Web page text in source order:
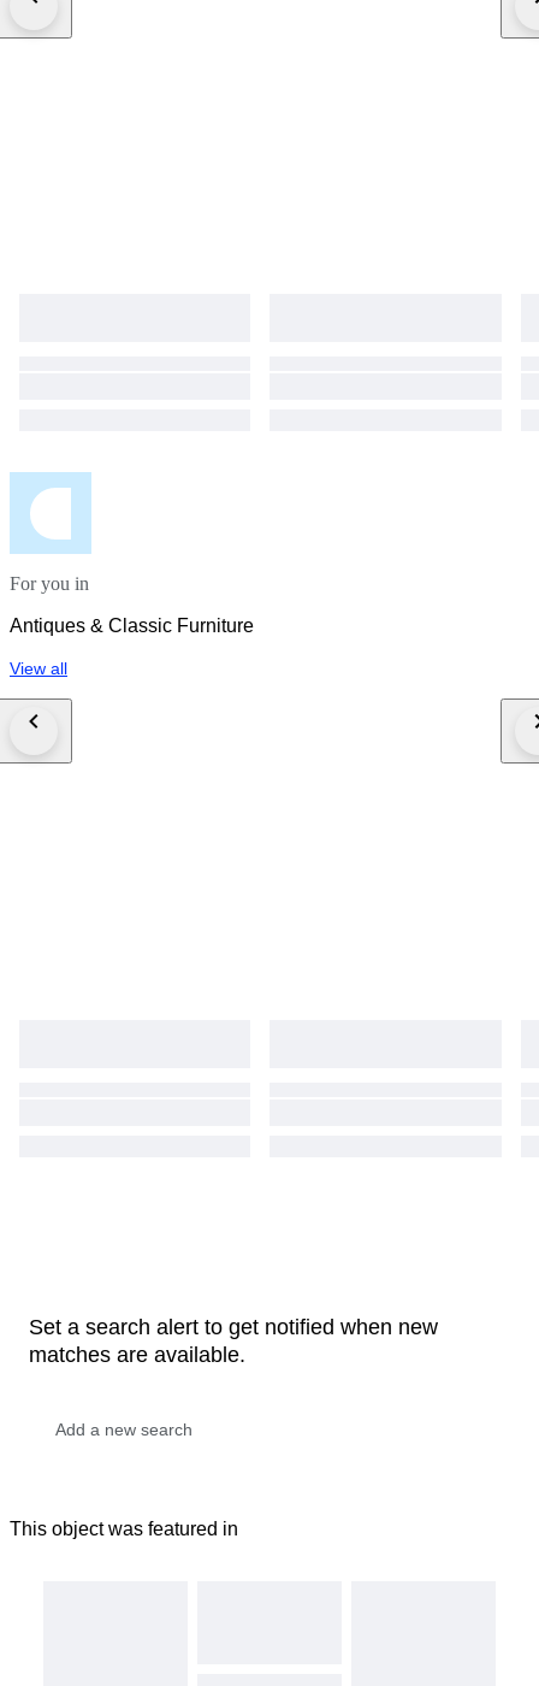
For you in
Antiques & Classic Furniture
View all
Set a search alert to get notified when new
matches are available.
This object was featured in